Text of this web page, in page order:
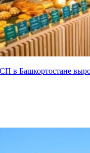
в Башкортостане